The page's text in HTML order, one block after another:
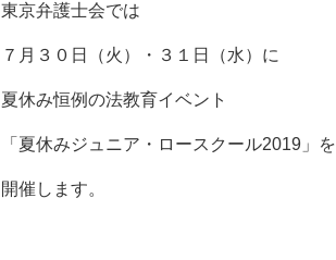
東京弁護士会では
７月３０日（火）・３１日（水）に
夏休み恒例の法教育イベント
「夏休みジュニア・ロースクール2019」を
開催します。